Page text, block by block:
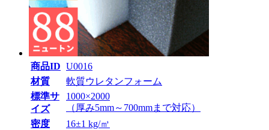
商品ID U0016
材質
軟質ウレタンフォーム
標準サ
イズ
1000×2000
（厚み5mm～700mmまで対応）
密度
16±1 kg/㎥